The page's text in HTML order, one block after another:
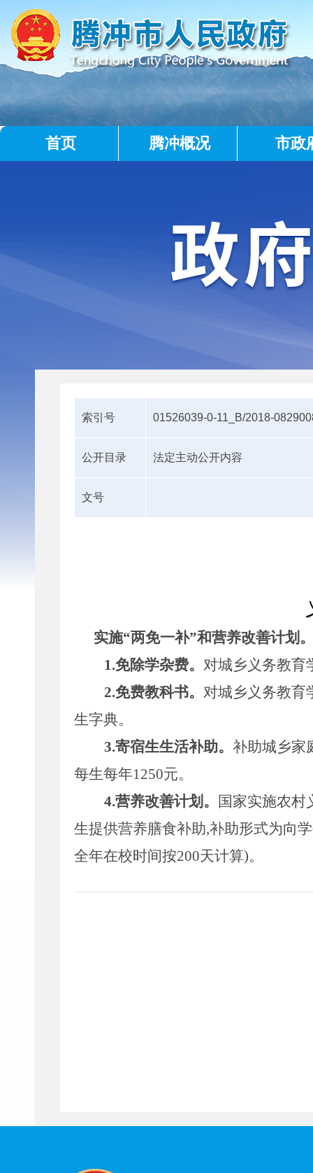
首页 腾冲概况 市政
索引号 01526039-0-11_B/2018-
公开目录 法定主动公开内容
文号
实施“两免一补”和营养改善计划
1.免除学杂费。 对城乡义务教育
2.免费教科书。 对城乡义务教育
生字典。
3.寄宿生生活补助。 补助城乡家
每生每年1250元。
4.营养改善计划。
国家实施农村
生提供营养膳食补助,补助形式为向
全年在校时间按200天计算)。